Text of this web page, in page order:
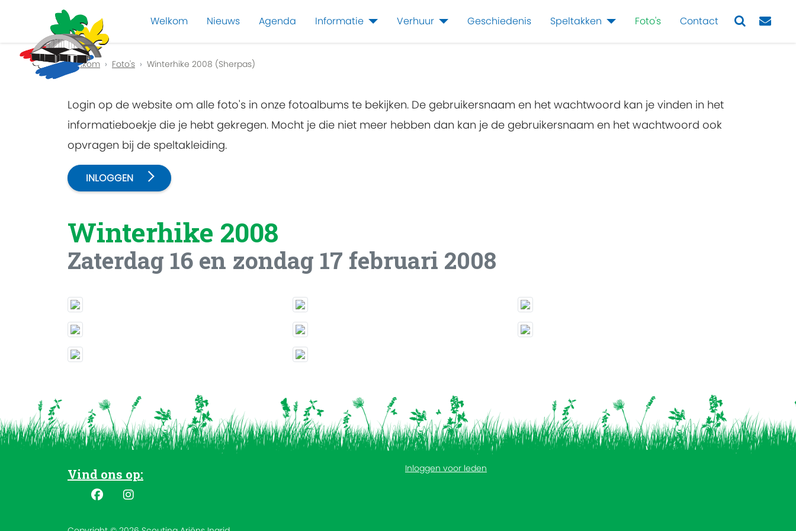
Welkom Nieuws Agenda Informatie Verhuur Geschiedenis Speltakken Foto's Contact
Previous
Welkom Foto's Winterhike 2008 (Sherpas)
Login op de website om alle foto's in onze fotoalbums te bekijken. De gebruikersnaam en het wachtwoord kan je vinden in het
informatieboekje die je hebt gekregen. Mocht je die niet meer hebben dan kan je de gebruikersnaam en het wachtwoord ook
opvragen bij de speltakleiding.
INLOGGEN
Winterhike 2008
Zaterdag 16 en zondag 17 februari 2008
Vind ons op: Inloggen voor leden